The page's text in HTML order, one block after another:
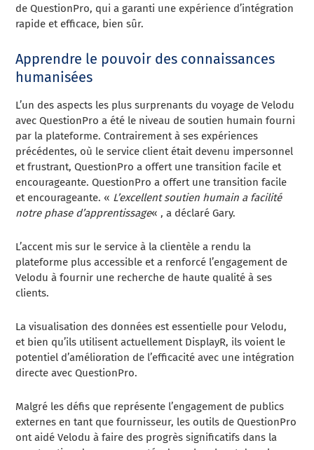
de QuestionPro, qui a garanti une expérience d’intégration
rapide et efficace, bien sûr.
Apprendre le pouvoir des connaissances
humanisées
L’un des aspects les plus surprenants du voyage de Velodu
avec QuestionPro a été le niveau de soutien humain fourni
par la plateforme. Contrairement à ses expériences
précédentes, où le service client était devenu impersonnel
et frustrant, QuestionPro a offert une transition facile et
encourageante. QuestionPro a offert une transition facile
et encourageante. « L’excellent soutien humain a facilité
notre phase d’apprentissage« , a déclaré Gary.
L’accent mis sur le service à la clientèle a rendu la
plateforme plus accessible et a renforcé l’engagement de
Velodu à fournir une recherche de haute qualité à ses
clients.
La visualisation des données est essentielle pour Velodu,
et bien qu’ils utilisent actuellement DisplayR, ils voient le
potentiel d’amélioration de l’efficacité avec une intégration
directe avec QuestionPro.
Malgré les défis que représente l’engagement de publics
externes en tant que fournisseur, les outils de QuestionPro
ont aidé Velodu à faire des progrès significatifs dans la